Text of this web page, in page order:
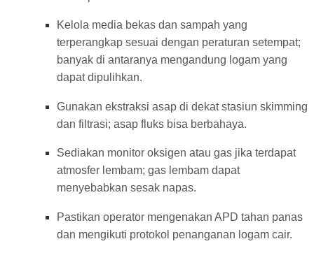
Kelola media bekas dan sampah yang
terperangkap sesuai dengan peraturan setempat;
banyak di antaranya mengandung logam yang
dapat dipulihkan.
Gunakan ekstraksi asap di dekat stasiun skimming
dan filtrasi; asap fluks bisa berbahaya.
Sediakan monitor oksigen atau gas jika terdapat
atmosfer lembam; gas lembam dapat
menyebabkan sesak napas.
Pastikan operator mengenakan APD tahan panas
dan mengikuti protokol penanganan logam cair.